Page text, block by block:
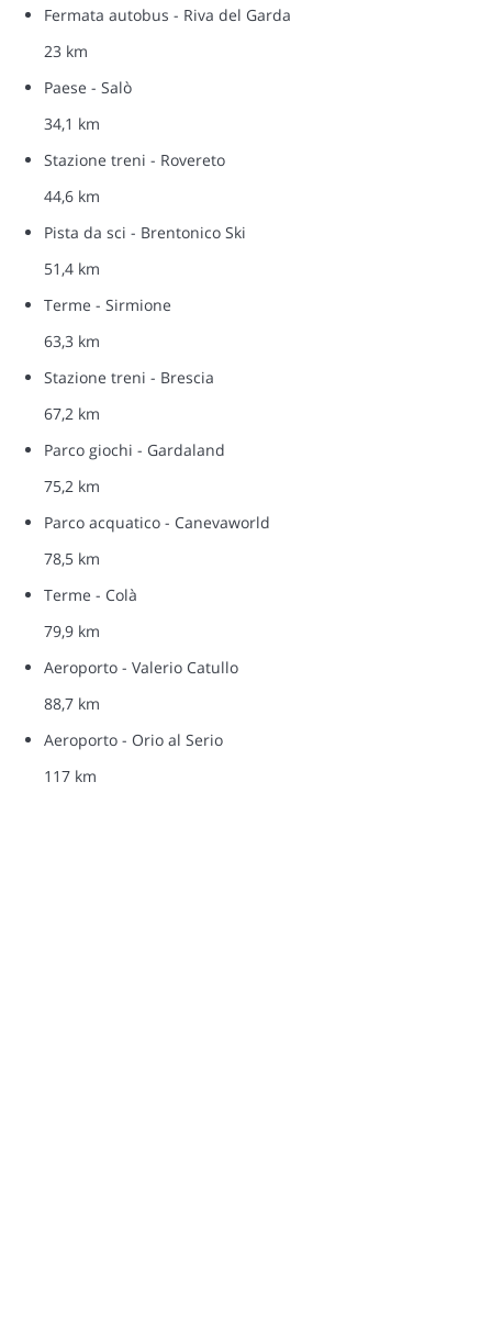
Fermata autobus - Riva del Garda
23 km
Paese - Salò
34,1 km
Stazione treni - Rovereto
44,6 km
Pista da sci - Brentonico Ski
51,4 km
Terme - Sirmione
63,3 km
Stazione treni - Brescia
67,2 km
Parco giochi - Gardaland
75,2 km
Parco acquatico - Canevaworld
78,5 km
Terme - Colà
79,9 km
Aeroporto - Valerio Catullo
88,7 km
Aeroporto - Orio al Serio
117 km